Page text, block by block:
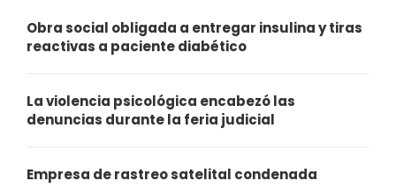
Obra social obligada a entregar insulina y tiras
reactivas a paciente diabético
La violencia psicológica encabezó las
denuncias durante la feria judicial
Empresa de rastreo satelital condenada